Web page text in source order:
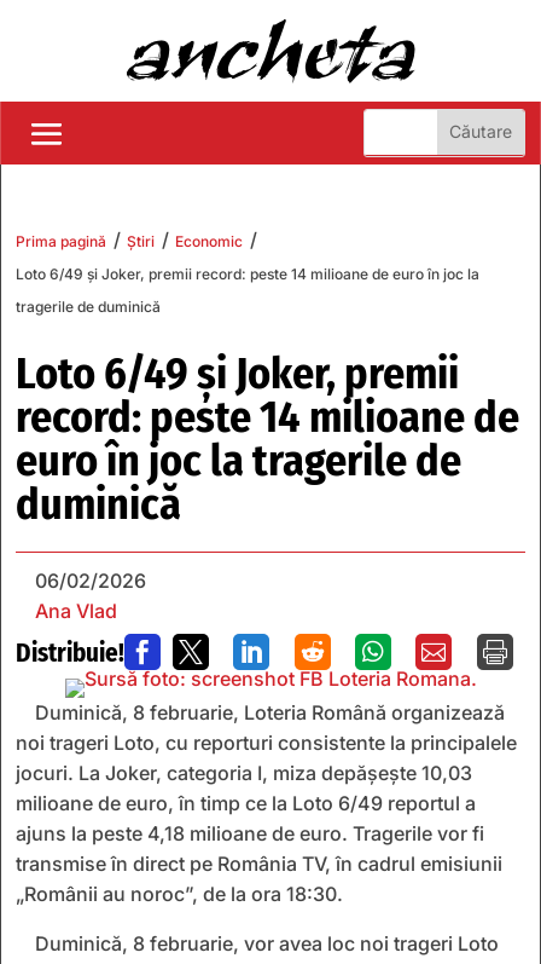
Prima pagină / Știri / Economic /
Loto 6/49 și Joker, premii record: peste 14 milioane de euro în joc la
tragerile de duminică
Loto 6/49 și Joker, premii
record: peste 14 milioane de
euro în joc la tragerile de
duminică
06/02/2026
Ana Vlad
Distribuie!       
Duminică, 8 februarie, Loteria Română organizează
noi trageri Loto, cu reporturi consistente la principalele
jocuri. La Joker, categoria I, miza depășește 10,03
milioane de euro, în timp ce la Loto 6/49 reportul a
ajuns la peste 4,18 milioane de euro. Tragerile vor fi
transmise în direct pe România TV, în cadrul emisiunii
„Românii au noroc”, de la ora 18:30.
Duminică, 8 februarie, vor avea loc noi trageri Loto